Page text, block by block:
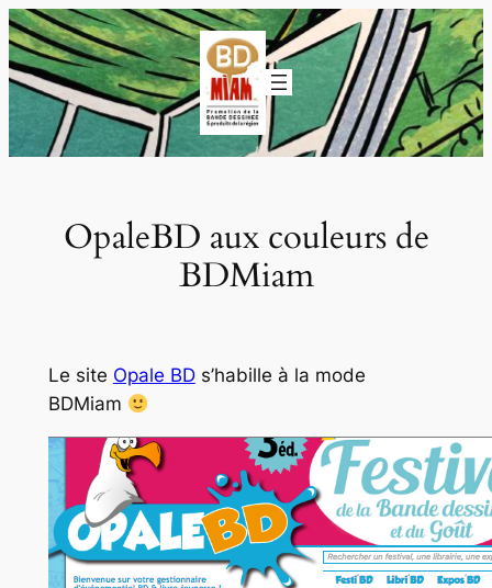
Aller
au
contenu
OpaleBD aux couleurs de
BDMiam
Le site Opale BDs’habille à la mode
BDMiam